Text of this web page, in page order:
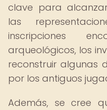
clave para
las
inscripciones
arqueológicos, los
reconstruir algunas
por los antiguos
Además, se cree